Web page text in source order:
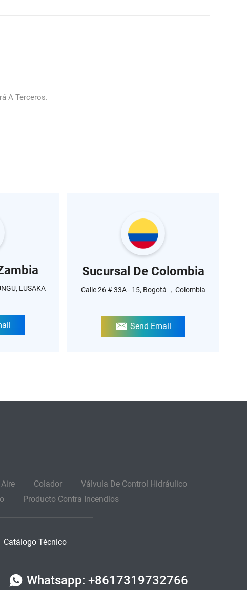
A Terceros.
LUSAKA
Sucursal De Colombia
Calle 26 # 33A - 15, Bogotá ，Colombia
Send Email
Colador
Válvula De Control Hidráulico
Producto Contra Incendios
Catálogo Técnico
Whatsapp: +8617319732766